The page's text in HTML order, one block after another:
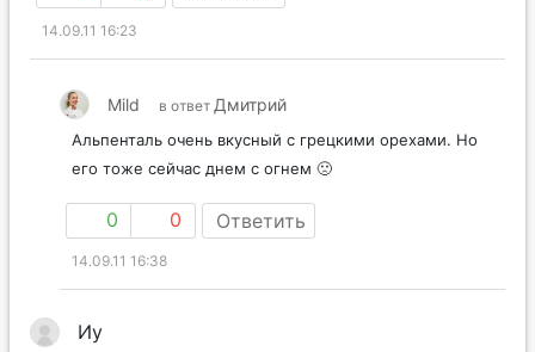
0 0 Ответить
14.09.11 16:23
Дмитрий
Альпенталь очень вкусный с грецкими орехами. Но
0 0 Ответить
14.09.11 16:38